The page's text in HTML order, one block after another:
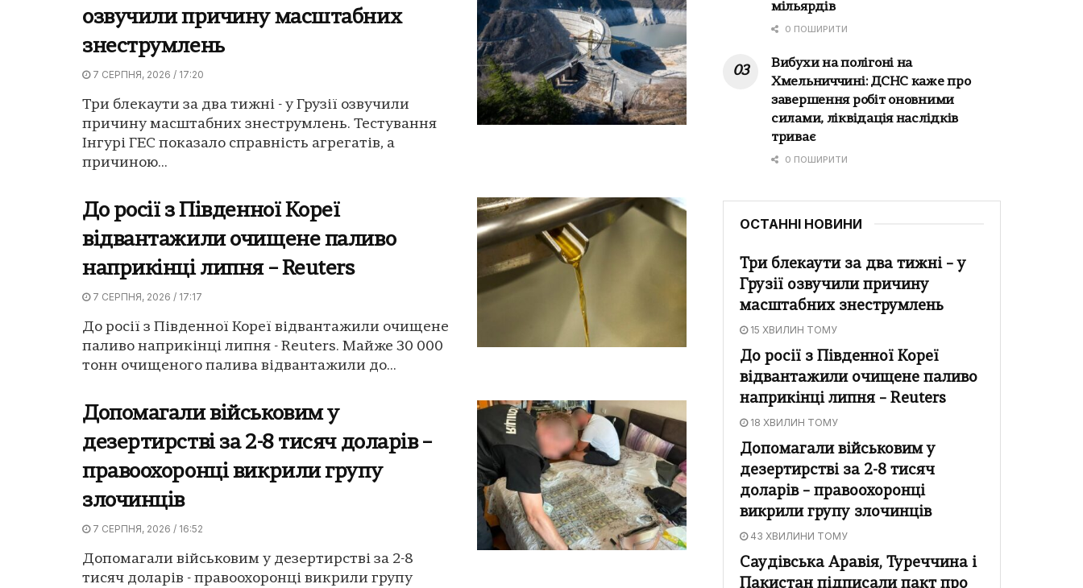
озвучили причину масштабних
знеструмлень
7 СЕРПНЯ, 2026 / 17:20
Три блекаути за два тижні - у Грузії озвучили
причину масштабних знеструмлень. Тестування
Інгурі ГЕС показало справність агрегатів, а
причиною...
До росії з Південної Кореї
відвантажили очищене паливо
наприкінці липня – Reuters
7 СЕРПНЯ, 2026 / 17:17
До росії з Південної Кореї відвантажили очищене
паливо наприкінці липня - Reuters. Майже 30 000
тонн очищеного палива відвантажили до...
Допомагали військовим у
дезертирстві за 2-8 тисяч доларів –
правоохоронці викрили групу
злочинців
7 СЕРПНЯ, 2026 / 16:52
Допомагали військовим у дезертирстві за 2-8
тисяч доларів - правоохоронці викрили групу
мільярдів
0 ПОШИРИТИ
Вибухи на полігоні на
Хмельниччині: ДСНС каже про
завершення робіт оновними
силами, ліквідація наслідків
триває
0 ПОШИРИТИ
ОСТАННІ НОВИНИ
Три блекаути за два тижні – у
Грузії озвучили причину
масштабних знеструмлень
15 ХВИЛИН ТОМУ
До росії з Південної Кореї
відвантажили очищене паливо
наприкінці липня – Reuters
18 ХВИЛИН ТОМУ
Допомагали військовим у
дезертирстві за 2-8 тисяч
доларів – правоохоронці
викрили групу злочинців
43 ХВИЛИНИ ТОМУ
Саудівська Аравія, Туреччина і
Пакистан підписали пакт про